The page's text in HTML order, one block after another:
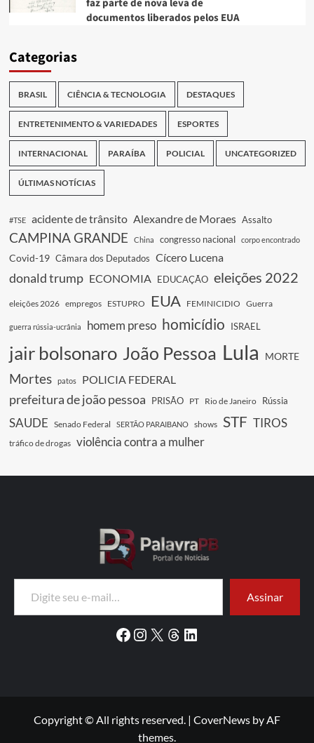
faz parte de nova leva de
documentos liberados pelos EUA
Categorias
BRASIL CIÊNCIA & TECNOLOGIA DESTAQUES
ENTRETENIMENTO & VARIEDADES ESPORTES
INTERNACIONAL PARAÍBA POLICIAL UNCATEGORIZED
ÚLTIMAS NOTÍCIAS
#TSE acidente de trânsito Alexandre de Moraes Assalto
CAMPINA GRANDE China congresso nacional corpo encontrado
Covid-19 Câmara dos Deputados Cícero Lucena
donald trump ECONOMIA EDUCAÇÃO eleições 2022
eleições 2026 empregos ESTUPRO EUA FEMINICIDIO Guerra
guerra rússia-ucrânia homem preso homicídio ISRAEL
jair bolsonaro João Pessoa Lula MORTE
Mortes patos POLICIA FEDERAL
prefeitura de joão pessoa PRISÃO PT Rio de Janeiro Rússia
SAUDE Senado Federal SERTÃO PARAIBANO shows STF TIROS
tráfico de drogas violência contra a mulher
Digite seu e-mail…
Assinar
Facebook
Instagram
X Threads
LinkedIn
Copyright © All rights reserved. | CoverNews by AF
themes.